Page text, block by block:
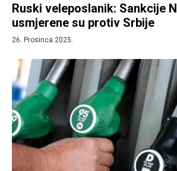
Ruski veleposlanik: Sankcije
usmjerene su protiv Srbije
26. Prosinca 2025.